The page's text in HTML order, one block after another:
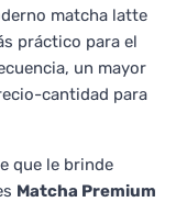
matcha latte
práctico para el
un mayor
cantidad para
que le brinde
Matcha Premium